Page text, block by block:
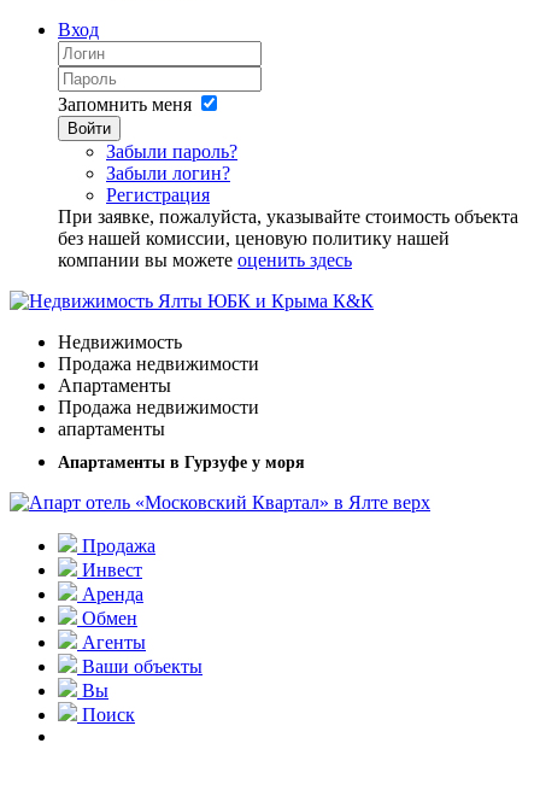
Вход
Запомнить меня
Войти
Забыли пароль?
Забыли логин?
Регистрация
При заявке, пожалуйста, указывайте стоимость объекта
без нашей комиссии, ценовую политику нашей
компании вы можете оценить здесь
Недвижимость
Продажа недвижимости
Апартаменты
Продажа недвижимости
апартаменты
Апартаменты в Гурзуфе у моря
Продажа
Инвест
Аренда
Обмен
Агенты
Ваши объекты
Вы
Поиск